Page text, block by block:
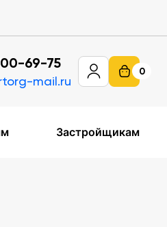
69-75
mail.ru
0
Застройщикам